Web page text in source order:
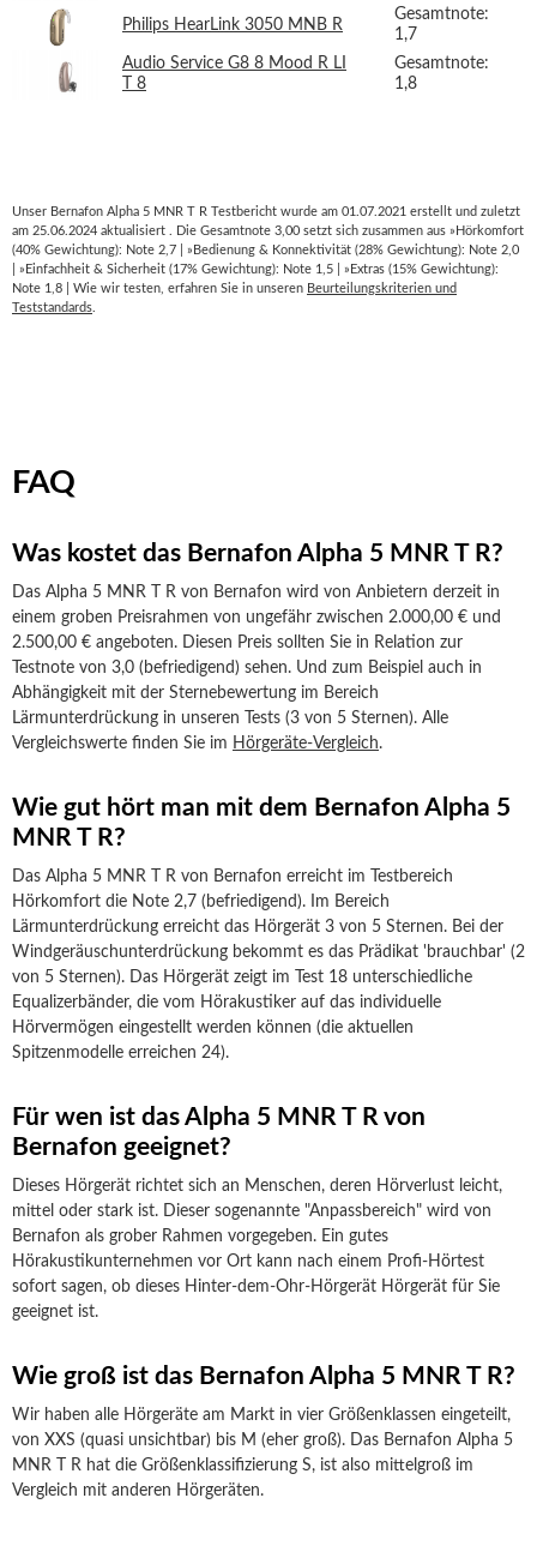
Philips HearLink 3050 MNB R
Gesamtnote:
1,7
Audio Service G8 8 Mood R LI
T 8
Gesamtnote:
1,8
Unser Bernafon Alpha 5 MNR T R Testbericht wurde am 01.07.2021 erstellt und zuletzt
am 25.06.2024 aktualisiert . Die Gesamtnote 3,00 setzt sich zusammen aus »Hörkomfort
(40% Gewichtung): Note 2,7 | »Bedienung & Konnektivität (28% Gewichtung): Note 2,0
| »Einfachheit & Sicherheit (17% Gewichtung): Note 1,5 | »Extras (15% Gewichtung):
Note 1,8 | Wie wir testen, erfahren Sie in unseren Beurteilungskriterien und
Teststandards
FAQ
Was kostet das Bernafon Alpha 5 MNR T R?
Das Alpha 5 MNR T R von Bernafon wird von Anbietern derzeit in
einem groben Preisrahmen von ungefähr zwischen 2.000,00 € und
2.500,00 € angeboten. Diesen Preis sollten Sie in Relation zur
Testnote von 3,0 (befriedigend) sehen. Und zum Beispiel auch in
Abhängigkeit mit der Sternebewertung im Bereich
Lärmunterdrückung in unseren Tests (3 von 5 Sternen). Alle
Vergleichswerte finden Sie im Hörgeräte-Vergleich.
Wie gut hört man mit dem Bernafon Alpha 5
MNR T R?
Das Alpha 5 MNR T R von Bernafon erreicht im Testbereich
Hörkomfort die Note 2,7 (befriedigend). Im Bereich
Lärmunterdrückung erreicht das Hörgerät 3 von 5 Sternen. Bei der
Windgeräuschunterdrückung bekommt es das Prädikat 'brauchbar' (2
von 5 Sternen). Das Hörgerät zeigt im Test 18 unterschiedliche
Equalizerbänder, die vom Hörakustiker auf das individuelle
Hörvermögen eingestellt werden können (die aktuellen
Spitzenmodelle erreichen 24).
Für wen ist das Alpha 5 MNR T R von
Bernafon geeignet?
Dieses Hörgerät richtet sich an Menschen, deren Hörverlust leicht,
mittel oder stark ist. Dieser sogenannte "Anpassbereich" wird von
Bernafon als grober Rahmen vorgegeben. Ein gutes
Hörakustikunternehmen vor Ort kann nach einem Profi-Hörtest
sofort sagen, ob dieses Hinter-dem-Ohr-Hörgerät Hörgerät für Sie
geeignet ist.
Wie groß ist das Bernafon Alpha 5 MNR T R?
Wir haben alle Hörgeräte am Markt in vier Größenklassen eingeteilt,
von XXS (quasi unsichtbar) bis M (eher groß). Das Bernafon Alpha 5
MNR T R hat die Größenklassifizierung S, ist also mittelgroß im
Vergleich mit anderen Hörgeräten.